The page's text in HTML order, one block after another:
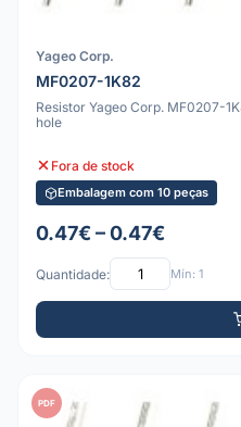
Yageo Corp.
MF0207-1K82
Resistor Yageo Corp. MF0207-
hole
Fora de stock
Embalagem com 10 peças
0.47€ – 0.47€
Quantidade: Mín: 1
PDF